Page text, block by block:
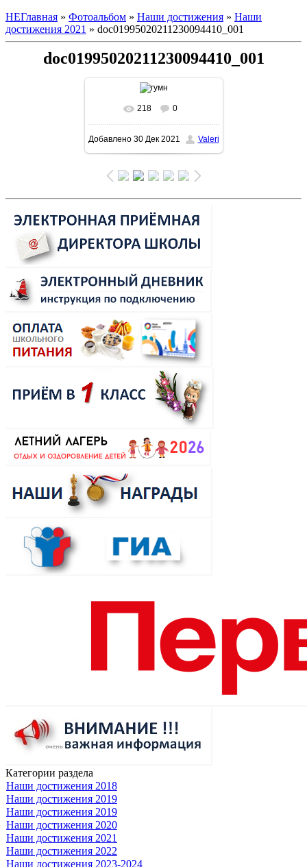
НЕГлавная » Фотоальбом » Наши достижения » Наши
достижения 2021 » doc01995020211230094410_001
doc01995020211230094410_001
В реальном размере
1131x1600/ 300.1Kb
218 0
Добавлено30 Дек 2021 Valeri
Категории раздела
Наши достижения 2018
Наши достижения 2019
Наши достижения 2019
Наши достижения 2020
Наши достижения 2021
Наши достижения 2022
Наши достижения 2023-2024